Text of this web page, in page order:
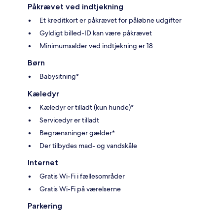
Påkrævet ved indtjekning
Et kreditkort er påkrævet for påløbne udgifter
Gyldigt billed-ID kan være påkrævet
Minimumsalder ved indtjekning er 18
Børn
Babysitning*
Kæledyr
Kæledyr er tilladt (kun hunde)*
Servicedyr er tilladt
Begrænsninger gælder*
Der tilbydes mad- og vandskåle
Internet
Gratis Wi-Fi i fællesområder
Gratis Wi-Fi på værelserne
Parkering